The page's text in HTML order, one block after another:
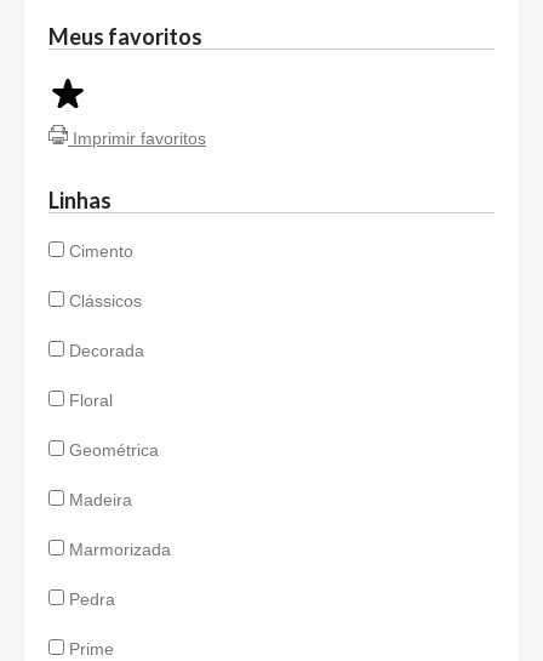
Meus favoritos
Imprimir favoritos
Linhas
Cimento
Clássicos
Decorada
Floral
Geométrica
Madeira
Marmorizada
Pedra
Prime